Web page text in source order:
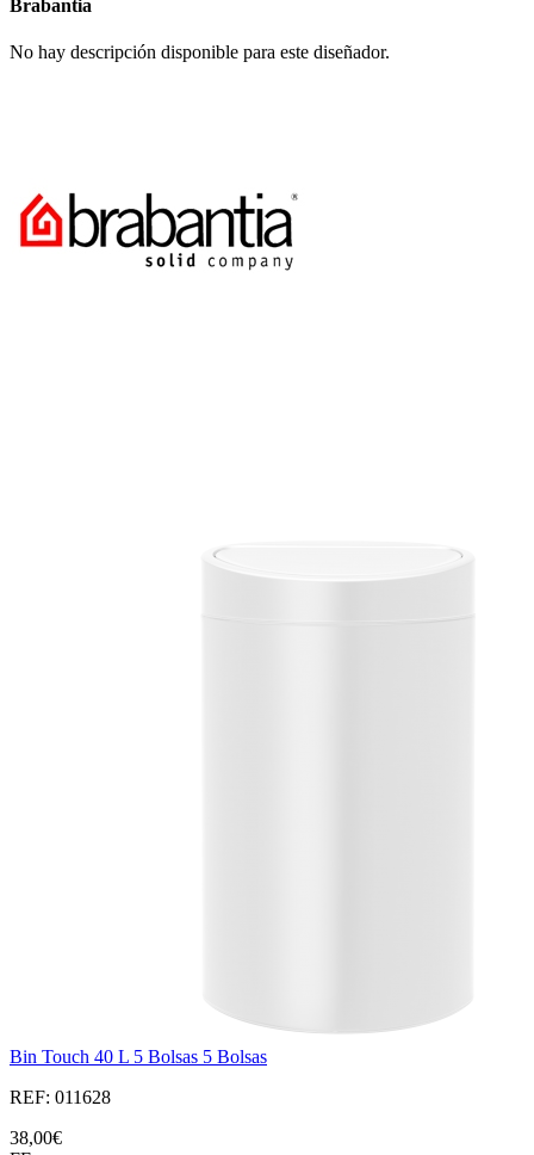
Brabantia
No hay descripción disponible para este diseñador.
Bin Touch 40 L 5 Bolsas 5 Bolsas
REF: 011628
38,00€